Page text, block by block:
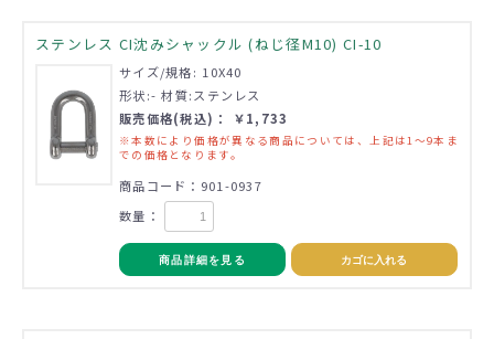
ステンレス CI沈みシャックル (ねじ径M10) CI-10
サイズ/規格: 10X40
形状:- 材質:ステンレス
販売価格(税込)： ￥1,733
※本数により価格が異なる商品については、上記は1～9本ま
での価格となります。
商品コード：901-0937
数量：
商品詳細を見る カゴに入れる